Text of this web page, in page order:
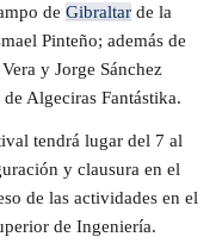
de Gibraltar de la
Pinteño; además de
y Jorge Sánchez
Algeciras Fantástika.
tendrá lugar del 7 al
y clausura en el
de las actividades en el
de Ingeniería.